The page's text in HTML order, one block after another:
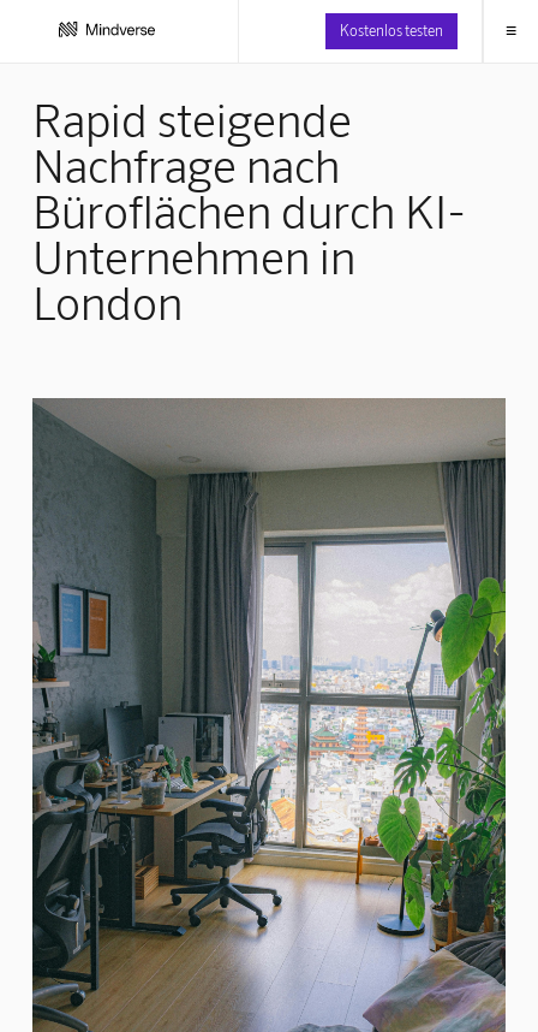
Kostenlos testen ≡
Rapid steigende
Nachfrage nach
Büroflächen durch KI-
Unternehmen in
London